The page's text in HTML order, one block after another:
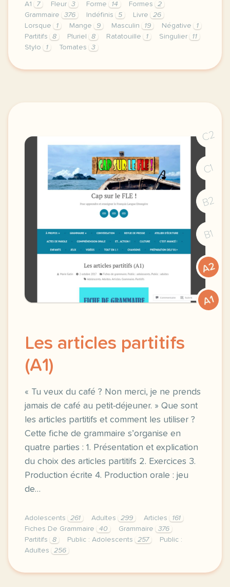
A1
7 Fleur 3 Forme 14 Formes
2
Grammaire
376 Indéfinis 5 Livre
26
Lorsque
1 Mange 9 Masculin 19 Négative
1
Partitifs
8 Pluriel 8 Ratatouille 1 Singulier
11
Stylo
1 Tomates 3
niveau a 1 objectif savoir utiliser et differencier
C2
C1
B2
B1
A2
A1
Les articles partitifs
(A1)
« Tu veux du café ? Non merci, je ne prends
jamais de café au petit-déjeuner. » Que sont
les articles partitifs et comment les utiliser ?
Cette fiche de grammaire s’organise en
quatre parties : 1. Présentation et explication
du choix des articles partitifs 2. Exercices 3.
Production écrite 4. Production orale : jeu
de…
Adolescents 261 Adultes 299 Articles
161
Fiches De Grammaire
40 Grammaire
376
Partitifs
8 Public : Adolescents 257
Public :
Adultes
256
tu veux du cafe non merci je ne prends jamais